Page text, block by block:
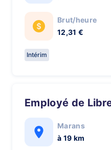
Brut/heure
12,31 €
Intérim
Employé de
Marans
à 19 km